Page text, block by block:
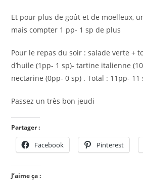
Et pour plus de goût et de moelleux,
mais compter 1 pp- 1 sp de plus
Pour le repas du soir : salade verte +
d’huile (1pp- 1 sp)- tartine italienne
nectarine (0pp- 0 sp) . Total : 11pp- 11
Passez un très bon jeudi
Partager :
Facebook Pinterest
J’aime ça :